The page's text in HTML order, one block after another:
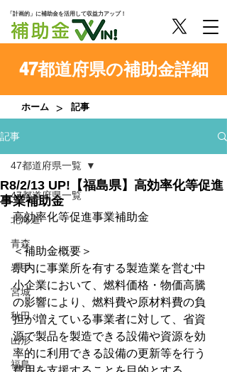
「計画的」に補助金を活用して収益力アップ！
47都道府県の補助金詳細
ホーム > 記事
記事
47都道府県一覧
北海道
青森
岩手
宮城
秋田
山形
福島
47都道府県一覧
R8/2/13 UP!【福島県】高効率化等促進
事業補助金
高効率化等促進事業補助金
＜補助金概要＞
県内に事業所を有する製造業を営む中
小企業において、燃料価格・物価高騰
の影響により、燃料費や原材料費の負
担が増えている事業者に対して、省資
源で製品を製造できる設備や資源を効
率的に利用できる設備の更新等を行う